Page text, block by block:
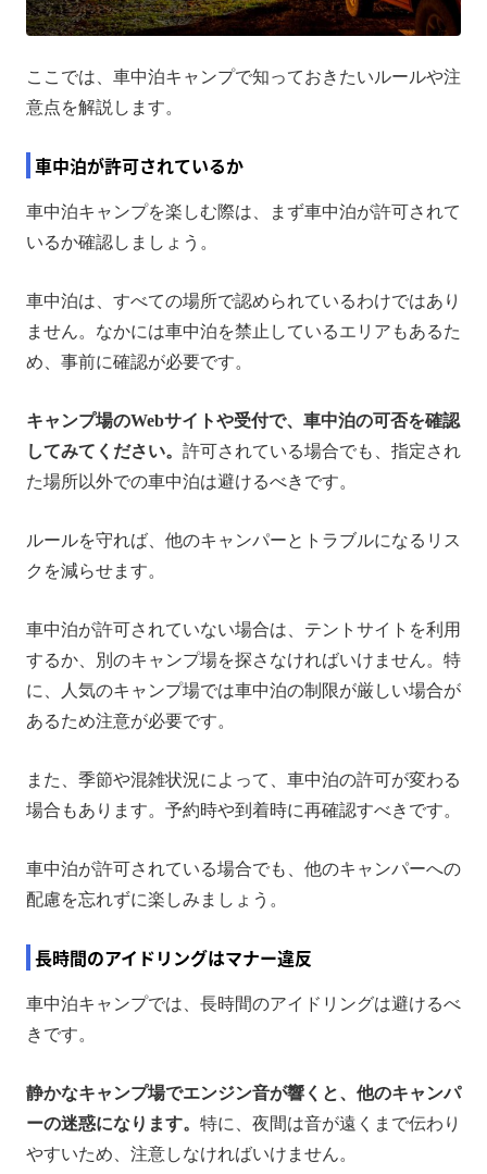
ここでは、車中泊キャンプで知っておきたいルールや注
意点を解説します。
車中泊が許可されているか
車中泊キャンプを楽しむ際は、まず車中泊が許可されて
いるか確認しましょう。
車中泊は、すべての場所で認められているわけではあり
ません。なかには車中泊を禁止しているエリアもあるた
め、事前に確認が必要です。
キャンプ場のWebサイトや受付で、車中泊の可否を確認
してみてください。 許可されている場合でも、指定され
た場所以外での車中泊は避けるべきです。
ルールを守れば、他のキャンパーとトラブルになるリス
クを減らせます。
車中泊が許可されていない場合は、テントサイトを利用
するか、別のキャンプ場を探さなければいけません。特
に、人気のキャンプ場では車中泊の制限が厳しい場合が
あるため注意が必要です。
また、季節や混雑状況によって、車中泊の許可が変わる
場合もあります。予約時や到着時に再確認すべきです。
車中泊が許可されている場合でも、他のキャンパーへの
配慮を忘れずに楽しみましょう。
長時間のアイドリングはマナー違反
車中泊キャンプでは、長時間のアイドリングは避けるべ
きです。
静かなキャンプ場でエンジン音が響くと、他のキャンパ
ーの迷惑になります。 特に、夜間は音が遠くまで伝わり
やすいため、注意しなければいけません。